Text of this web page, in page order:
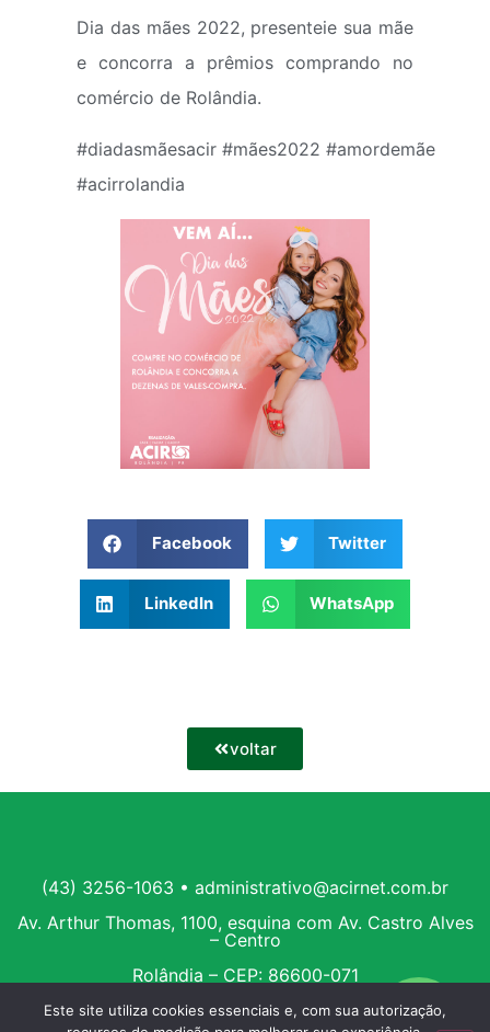
Dia das mães 2022, presenteie sua mãe
e concorra a prêmios comprando no
comércio de Rolândia.
#diadasmãesacir #mães2022 #amordemãe
#acirrolandia
Facebook Twitter
LinkedIn WhatsApp
voltar
(43) 3256-1063 • administrativo@acirnet.com.br
Av. Arthur Thomas, 1100, esquina com Av. Castro Alves
– Centro
Rolândia – CEP: 86600-071
Este site utiliza cookies essenciais e, com sua autorização,